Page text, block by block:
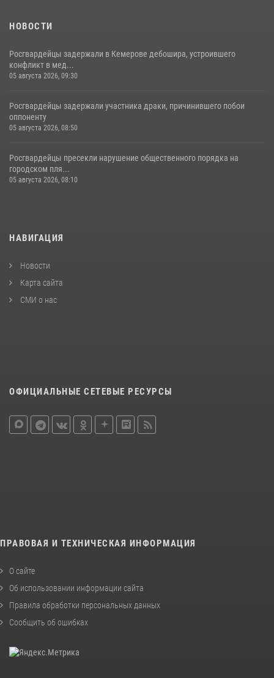
НОВОСТИ
Росгвардейцы задержали в Кемерове дебошира, устроившего
конфликт в мед...
05 августа 2026, 09:30
Росгвардейцы задержали участника драки, причинившего побои
оппоненту
05 августа 2026, 08:50
Росгвардейцы пресекли нарушение общественного порядка на
городском пля...
05 августа 2026, 08:10
НАВИГАЦИЯ
Новости
Карта сайта
СМИ о нас
ОФИЦИАЛЬНЫЕ СЕТЕВЫЕ РЕСУРСЫ
ПРАВОВАЯ И ТЕХНИЧЕСКАЯ ИНФОРМАЦИЯ
О сайте
Об использовании информации сайта
Правила обработки персональных данных
Сообщить об ошибках